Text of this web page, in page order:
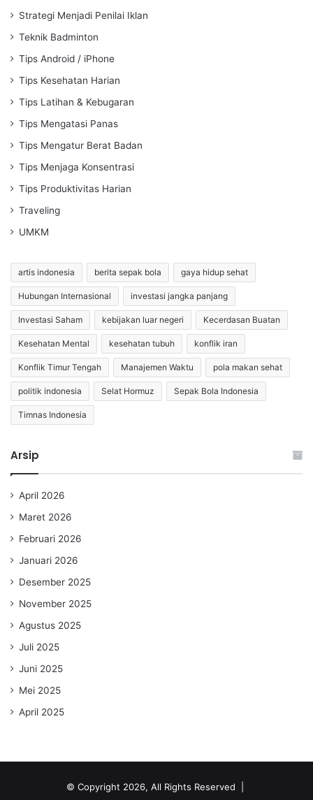
Strategi Menjadi Penilai Iklan
Teknik Badminton
Tips Android / iPhone
Tips Kesehatan Harian
Tips Latihan & Kebugaran
Tips Mengatasi Panas
Tips Mengatur Berat Badan
Tips Menjaga Konsentrasi
Tips Produktivitas Harian
Traveling
UMKM
artis indonesia berita sepak bola gaya hidup sehat
Hubungan Internasional investasi jangka panjang
Investasi Saham kebijakan luar negeri Kecerdasan Buatan
Kesehatan Mental kesehatan tubuh konflik iran
Konflik Timur Tengah Manajemen Waktu pola makan sehat
politik indonesia Selat Hormuz Sepak Bola Indonesia
Timnas Indonesia
Arsip
April 2026
Maret 2026
Februari 2026
Januari 2026
Desember 2025
November 2025
Agustus 2025
Juli 2025
Juni 2025
Mei 2025
April 2025
© Copyright 2026, All Rights Reserved |